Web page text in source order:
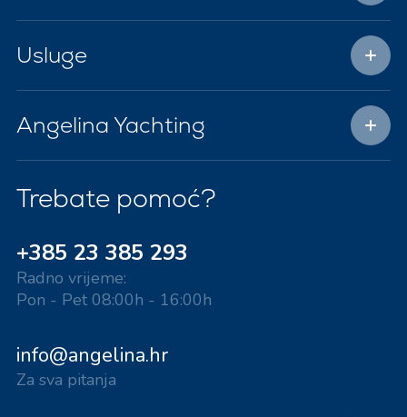
Usluge
Angelina Yachting
Trebate pomoć?
+385 23 385 293
Radno vrijeme:
Pon - Pet 08:00h - 16:00h
info@angelina.hr
Za sva pitanja